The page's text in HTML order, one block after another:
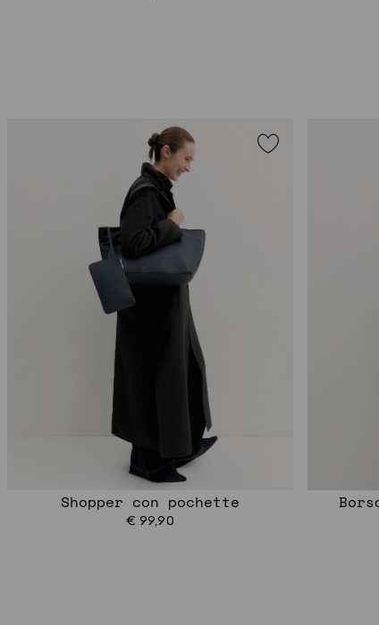
Shopper con pochette
€ 99,90